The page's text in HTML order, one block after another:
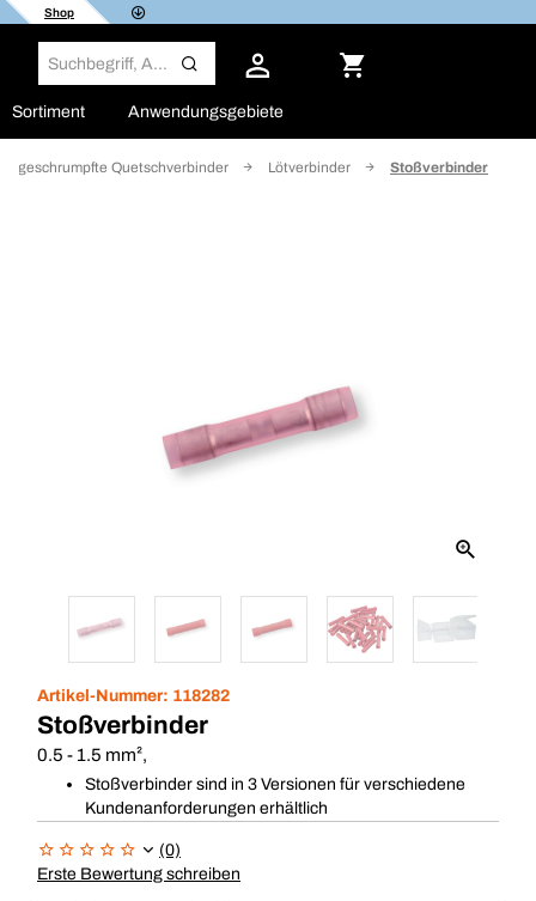
Shop
Sortiment Anwendungsgebiete
Quetschverbinder Lötverbinder Stoßverbinder
Artikel-Nummer: 118282
Stoßverbinder
0.5 - 1.5 mm²,
Stoßverbinder sind in 3 Versionen für verschiedene
Kundenanforderungen erhältlich
(0)
Erste Bewertung schreiben